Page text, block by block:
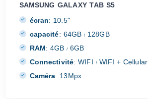
SAMSUNG GALAXY TAB S5
écran: 10.5"
capacité: 64GB/ 128GB
RAM: 4GB/ 6GB
Connectivité: WIFI /WIFI + Cellular
Caméra: 13Mpx